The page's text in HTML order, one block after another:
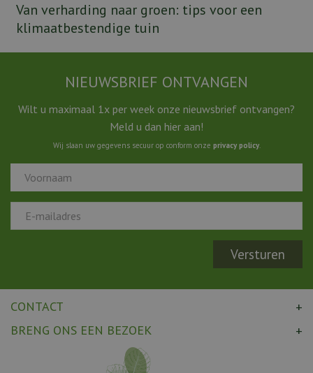
Van verharding naar groen: tips voor een
klimaatbestendige tuin
NIEUWSBRIEF ONTVANGEN
Wilt u maximaal 1x per week onze nieuwsbrief ontvangen?
Meld u dan hier aan!
Wij slaan uw gegevens secuur op conform onze privacy policy.
CONTACT
BRENG ONS EEN BEZOEK